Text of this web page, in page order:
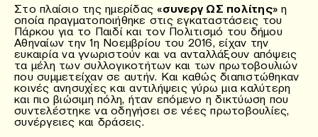
Στο πλαίσιο της ημερίδας«συνεργ ΩΣ πολίτης» η
οποία πραγματοποιήθηκε στις εγκαταστάσεις του
Πάρκου για το Παιδί και τον Πολιτισμό του δήμου
Αθηναίων την 1η Νοεμβρίου του 2016, είχαν την
ευκαιρία να γνωριστούν και να ανταλλάξουν απόψεις
τα μέλη των συλλογικοτήτων και των πρωτοβουλιών
που συμμετείχαν σε αυτήν. Και καθώς διαπιστώθηκαν
κοινές ανησυχίες και αντιλήψεις γύρω μια καλύτερη
και πιο βιώσιμη πόλη, ήταν επόμενο η δικτύωση που
συντελέστηκε να οδηγήσει σε νέες πρωτοβουλίες,
συνέργειες και δράσεις.